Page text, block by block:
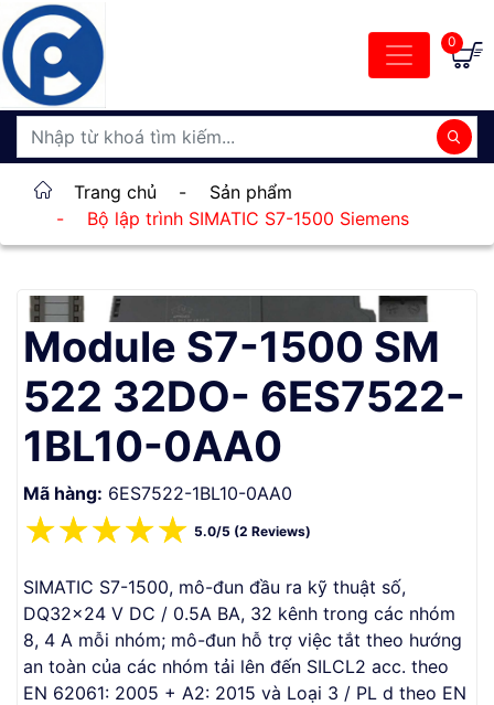
0
Trang chủ -
Sản phẩm
-
Bộ lập trình SIMATIC S7-1500 Siemens
Module S7-1500 SM
522 32DO- 6ES7522-
1BL10-0AA0
Mã hàng: 6ES7522-1BL10-0AA0
☆
☆
☆
☆
☆ 5.0/5 (2 Reviews)
SIMATIC S7-1500, mô-đun đầu ra kỹ thuật số,
DQ32x24 V DC / 0.5A BA, 32 kênh trong các nhóm
8, 4 A mỗi nhóm; mô-đun hỗ trợ việc tắt theo hướng
an toàn của các nhóm tải lên đến SILCL2 acc. theo
EN 62061: 2005 + A2: 2015 và Loại 3 / PL d theo EN